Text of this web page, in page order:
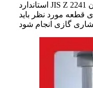
قطعه مورد نظر باید